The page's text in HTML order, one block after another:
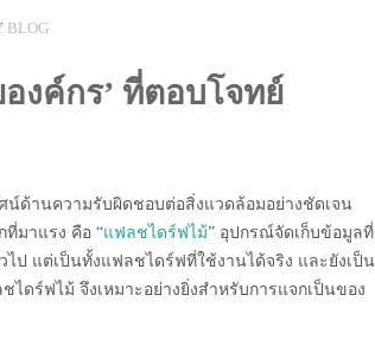
BLOG
งค์กร’ ที่ตอบโจทย์
น์ด้านความรับผิดชอบต่อสิ่งแวดล้อมอย่างชัดเจน
ที่มาแรง คือ “แฟลชไดร์ฟไม้” อุปกรณ์จัดเก็บข้อมูลที่
ไป แต่เป็นทั้งแฟลชไดร์ฟที่ใช้งานได้จริง และยังเป็น
ดร์ฟไม้ จึงเหมาะอย่างยิ่งสำหรับการแจกเป็นของ